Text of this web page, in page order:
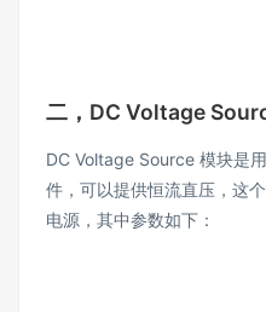
二，DC Voltage
DC Voltage Source 模块是
件，可以提供恒流直压，这
电源，其中参数如下：